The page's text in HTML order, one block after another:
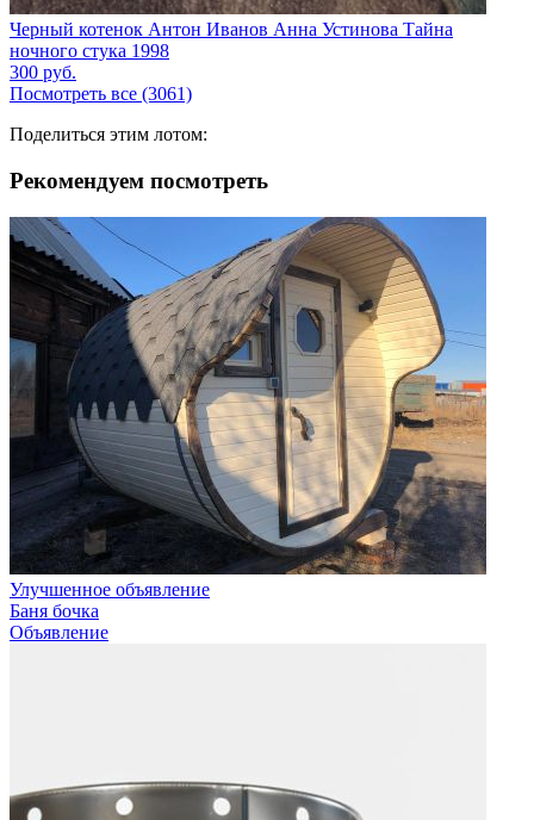
Черный котенок Антон Иванов Анна Устинова Тайна
ночного стука 1998
300 руб.
Посмотреть все (3061)
Поделиться этим лотом:
Рекомендуем посмотреть
Улучшенное объявление
Баня бочка
Объявление